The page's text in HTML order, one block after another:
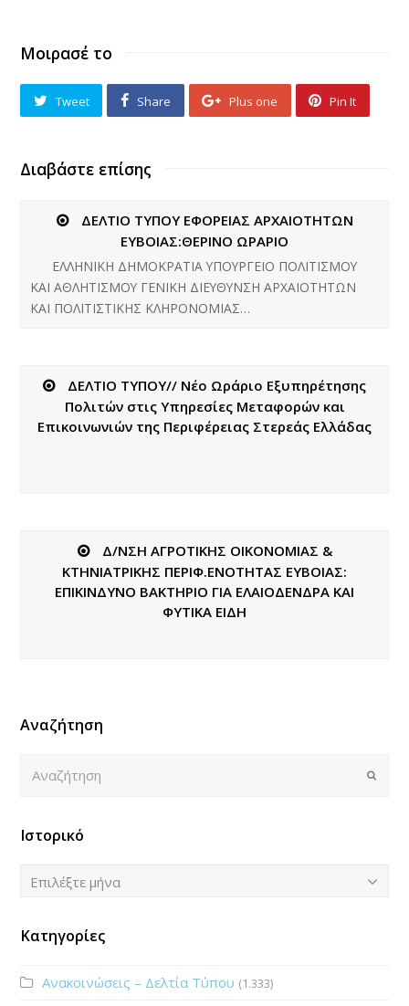
Μοιρασέ το
Tweet Share Plus one Pin It
Διαβάστε επίσης
ΔΕΛΤΙΟ ΤΥΠΟΥ ΕΦΟΡΕΙΑΣ ΑΡΧΑΙΟΤΗΤΩΝ
ΕΥΒΟΙΑΣ:ΘΕΡΙΝΟ ΩΡΑΡΙΟ
ΕΛΛΗΝΙΚΗ ΔΗΜΟΚΡΑΤΙΑ ΥΠΟΥΡΓΕΙΟ ΠΟΛΙΤΙΣΜΟΥ
ΚΑΙ ΑΘΛΗΤΙΣΜΟΥ ΓΕΝΙΚΗ ΔΙΕΥΘΥΝΣΗ ΑΡΧΑΙΟΤΗΤΩΝ
ΚΑΙ ΠΟΛΙΤΙΣΤΙΚΗΣ ΚΛΗΡΟΝΟΜΙΑΣ…
ΔΕΛΤΙΟ ΤΥΠΟΥ// Νέο Ωράριο Εξυπηρέτησης
Πολιτών στις Υπηρεσίες Μεταφορών και
Επικοινωνιών της Περιφέρειας Στερεάς Ελλάδας
Δ/ΝΣΗ ΑΓΡΟΤΙΚΗΣ ΟΙΚΟΝΟΜΙΑΣ &
ΚΤΗΝΙΑΤΡΙΚΗΣ ΠΕΡΙΦ.ΕΝΟΤΗΤΑΣ ΕΥΒΟΙΑΣ:
ΕΠΙΚΙΝΔΥΝΟ ΒΑΚΤΗΡΙΟ ΓΙΑ ΕΛΑΙΟΔΕΝΔΡΑ ΚΑΙ
ΦΥΤΙΚΑ ΕΙΔΗ
Αναζήτηση
Submit
Ιστορικό
Ιστορικό
Επιλέξτε μήνα
Κατηγορίες
Ανακοινώσεις – Δελτία Τύπου (1.333)